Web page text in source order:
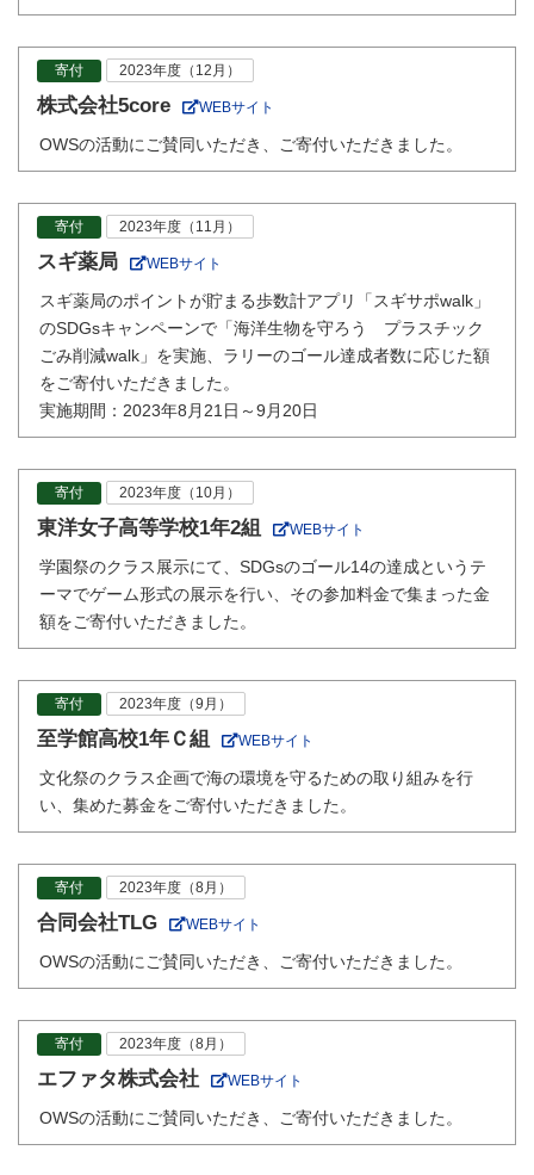
寄付 2023年度（12月）
株式会社5core WEBサイト
OWSの活動にご賛同いただき、ご寄付いただきました。
寄付 2023年度（11月）
スギ薬局 WEBサイト
スギ薬局のポイントが貯まる歩数計アプリ「スギサポwalk」
のSDGsキャンペーンで「海洋生物を守ろう プラスチック
ごみ削減walk」を実施、ラリーのゴール達成者数に応じた額
をご寄付いただきました。
実施期間：2023年8月21日～9月20日
寄付 2023年度（10月）
東洋女子高等学校1年2組 WEBサイト
学園祭のクラス展示にて、SDGsのゴール14の達成というテ
ーマでゲーム形式の展示を行い、その参加料金で集まった金
額をご寄付いただきました。
寄付 2023年度（9月）
至学館高校1年Ｃ組 WEBサイト
文化祭のクラス企画で海の環境を守るための取り組みを行
い、集めた募金をご寄付いただきました。
寄付 2023年度（8月）
合同会社TLG WEBサイト
OWSの活動にご賛同いただき、ご寄付いただきました。
寄付 2023年度（8月）
エファタ株式会社 WEBサイト
OWSの活動にご賛同いただき、ご寄付いただきました。